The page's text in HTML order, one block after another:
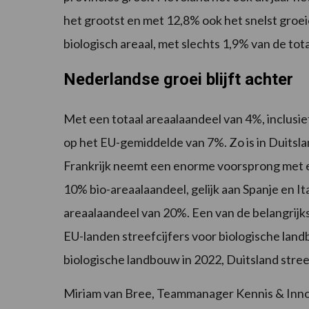
het grootst en met 12,8% ook het snelst
biologisch areaal, met slechts 1,9% van de
Nederlandse groei blijft achter
Met een totaal areaalaandeel van 4%,
op het EU-gemiddelde van 7%. Zo is in
Frankrijk neemt een enorme voorsprong met
10% bio-areaalaandeel, gelijk aan Spanje en
areaalaandeel van 20%. Een van de
EU-landen streefcijfers voor biologische
biologische landbouw in 2022, Duitsland
Miriam van Bree, Teammanager Kennis &